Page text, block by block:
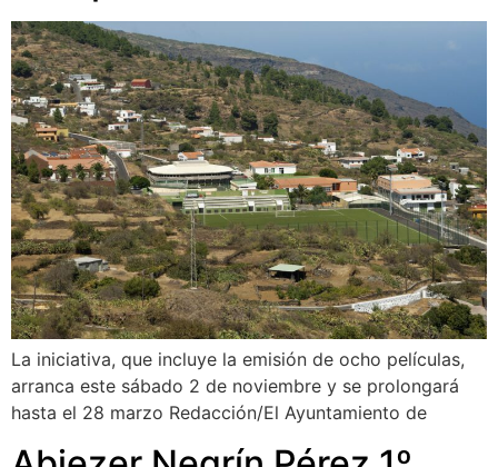
La iniciativa, que incluye la emisión de ocho películas,
arranca este sábado 2 de noviembre y se prolongará
hasta el 28 marzo Redacción/El Ayuntamiento de